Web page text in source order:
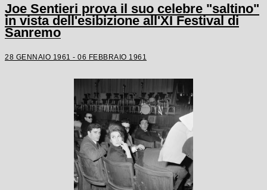
Joe Sentieri prova il suo celebre "saltino"
in vista dell'esibizione all'XI Festival di
Sanremo
28 GENNAIO 1961 - 06 FEBBRAIO 1961